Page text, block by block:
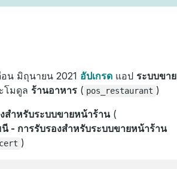
น มิถุนายน 2021 อัปเกรด แอป ระบบขาย
โมดูล ร้านอาหาร( pos_restaurant )
สำหรับระบบขายหน้าร้าน(
นี - การรับรองสำหรับระบบขายหน้าร้าน
)